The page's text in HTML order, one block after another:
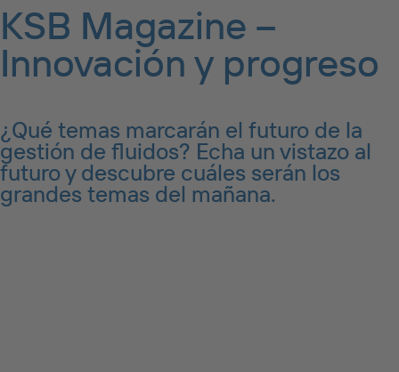
KSB Magazine –
Innovación y progreso
¿Qué temas marcarán el futuro de la
gestión de fluidos? Echa un vistazo al
futuro y descubre cuáles serán los
grandes temas del mañana.